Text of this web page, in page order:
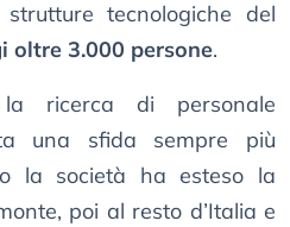
strutture tecnologiche del
oltre 3.000 persone.
la ricerca di personale
una sfida sempre più
la società ha esteso la
poi al resto d’Italia e